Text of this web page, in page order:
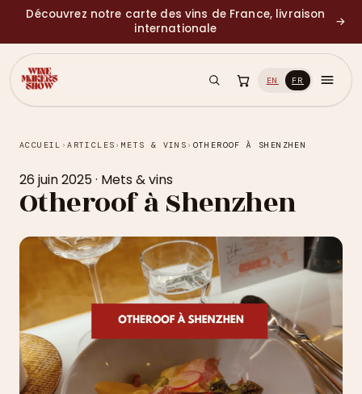
Découvrez notre carte des vins de France, livraison
internationale
→
EN FR
ACCUEIL ›ARTICLES › METS & VINS › OTHEROOF À SHENZHEN
26 juin 2025· Mets & vins
Otheroof à Shenzhen